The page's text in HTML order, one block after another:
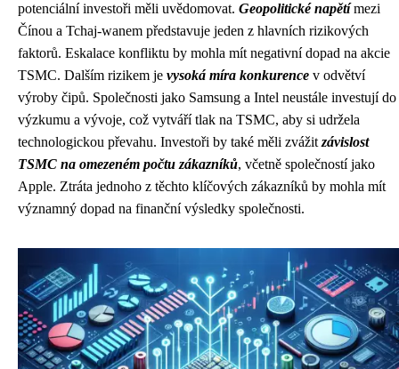
potenciální investoři měli uvědomovat. Geopolitické napětímezi
Čínou a Tchaj-wanem představuje jeden z hlavních rizikových
faktorů. Eskalace konfliktu by mohla mít negativní dopad na akcie
TSMC. Dalším rizikem je vysoká míra konkurence v odvětví
výroby čipů. Společnosti jako Samsung a Intel neustále investují do
výzkumu a vývoje, což vytváří tlak na TSMC, aby si udržela
technologickou převahu. Investoři by také měli zvážit závislost
TSMC na omezeném počtu zákazníků, včetně společností jako
Apple. Ztráta jednoho z těchto klíčových zákazníků by mohla mít
významný dopad na finanční výsledky společnosti.